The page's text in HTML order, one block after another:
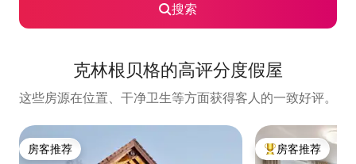
搜索
克林根贝格的高评分度假屋
这些房源在位置、干净卫生等方面获得客人的一致好评。
房客推荐
房客推荐 热门「房客推荐」
房客推荐